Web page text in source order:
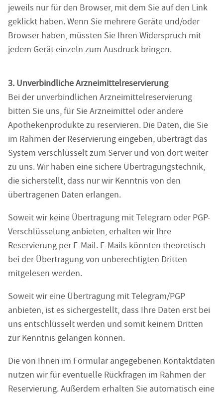
jeweils nur für den Browser, mit dem Sie auf den Link
geklickt haben. Wenn Sie mehrere Geräte und/oder
Browser haben, müssten Sie Ihren Widerspruch mit
jedem Gerät einzeln zum Ausdruck bringen.
3. Unverbindliche Arzneimittelreservierung
Bei der unverbindlichen Arzneimittelreservierung
bitten Sie uns, für Sie Arzneimittel oder andere
Apothekenprodukte zu reservieren. Die Daten, die Sie
im Rahmen der Reservierung eingeben, überträgt das
System verschlüsselt zum Server und von dort weiter
zu uns. Wir haben eine sichere Übertragungstechnik,
die sicherstellt, dass nur wir Kenntnis von den
übertragenen Daten erlangen.
Soweit wir keine Übertragung mit Telegram oder PGP-
Verschlüsselung anbieten, erhalten wir Ihre
Reservierung per E-Mail. E-Mails könnten theoretisch
bei der Übertragung von unberechtigten Dritten
mitgelesen werden.
Soweit wir eine Übertragung mit Telegram/PGP
anbieten, ist es sichergestellt, dass Ihre Daten erst bei
uns entschlüsselt werden und somit keinem Dritten
zur Kenntnis gelangen können.
Die von Ihnen im Formular angegebenen Kontaktdaten
nutzen wir für eventuelle Rückfragen im Rahmen der
Reservierung. Außerdem erhalten Sie automatisch eine